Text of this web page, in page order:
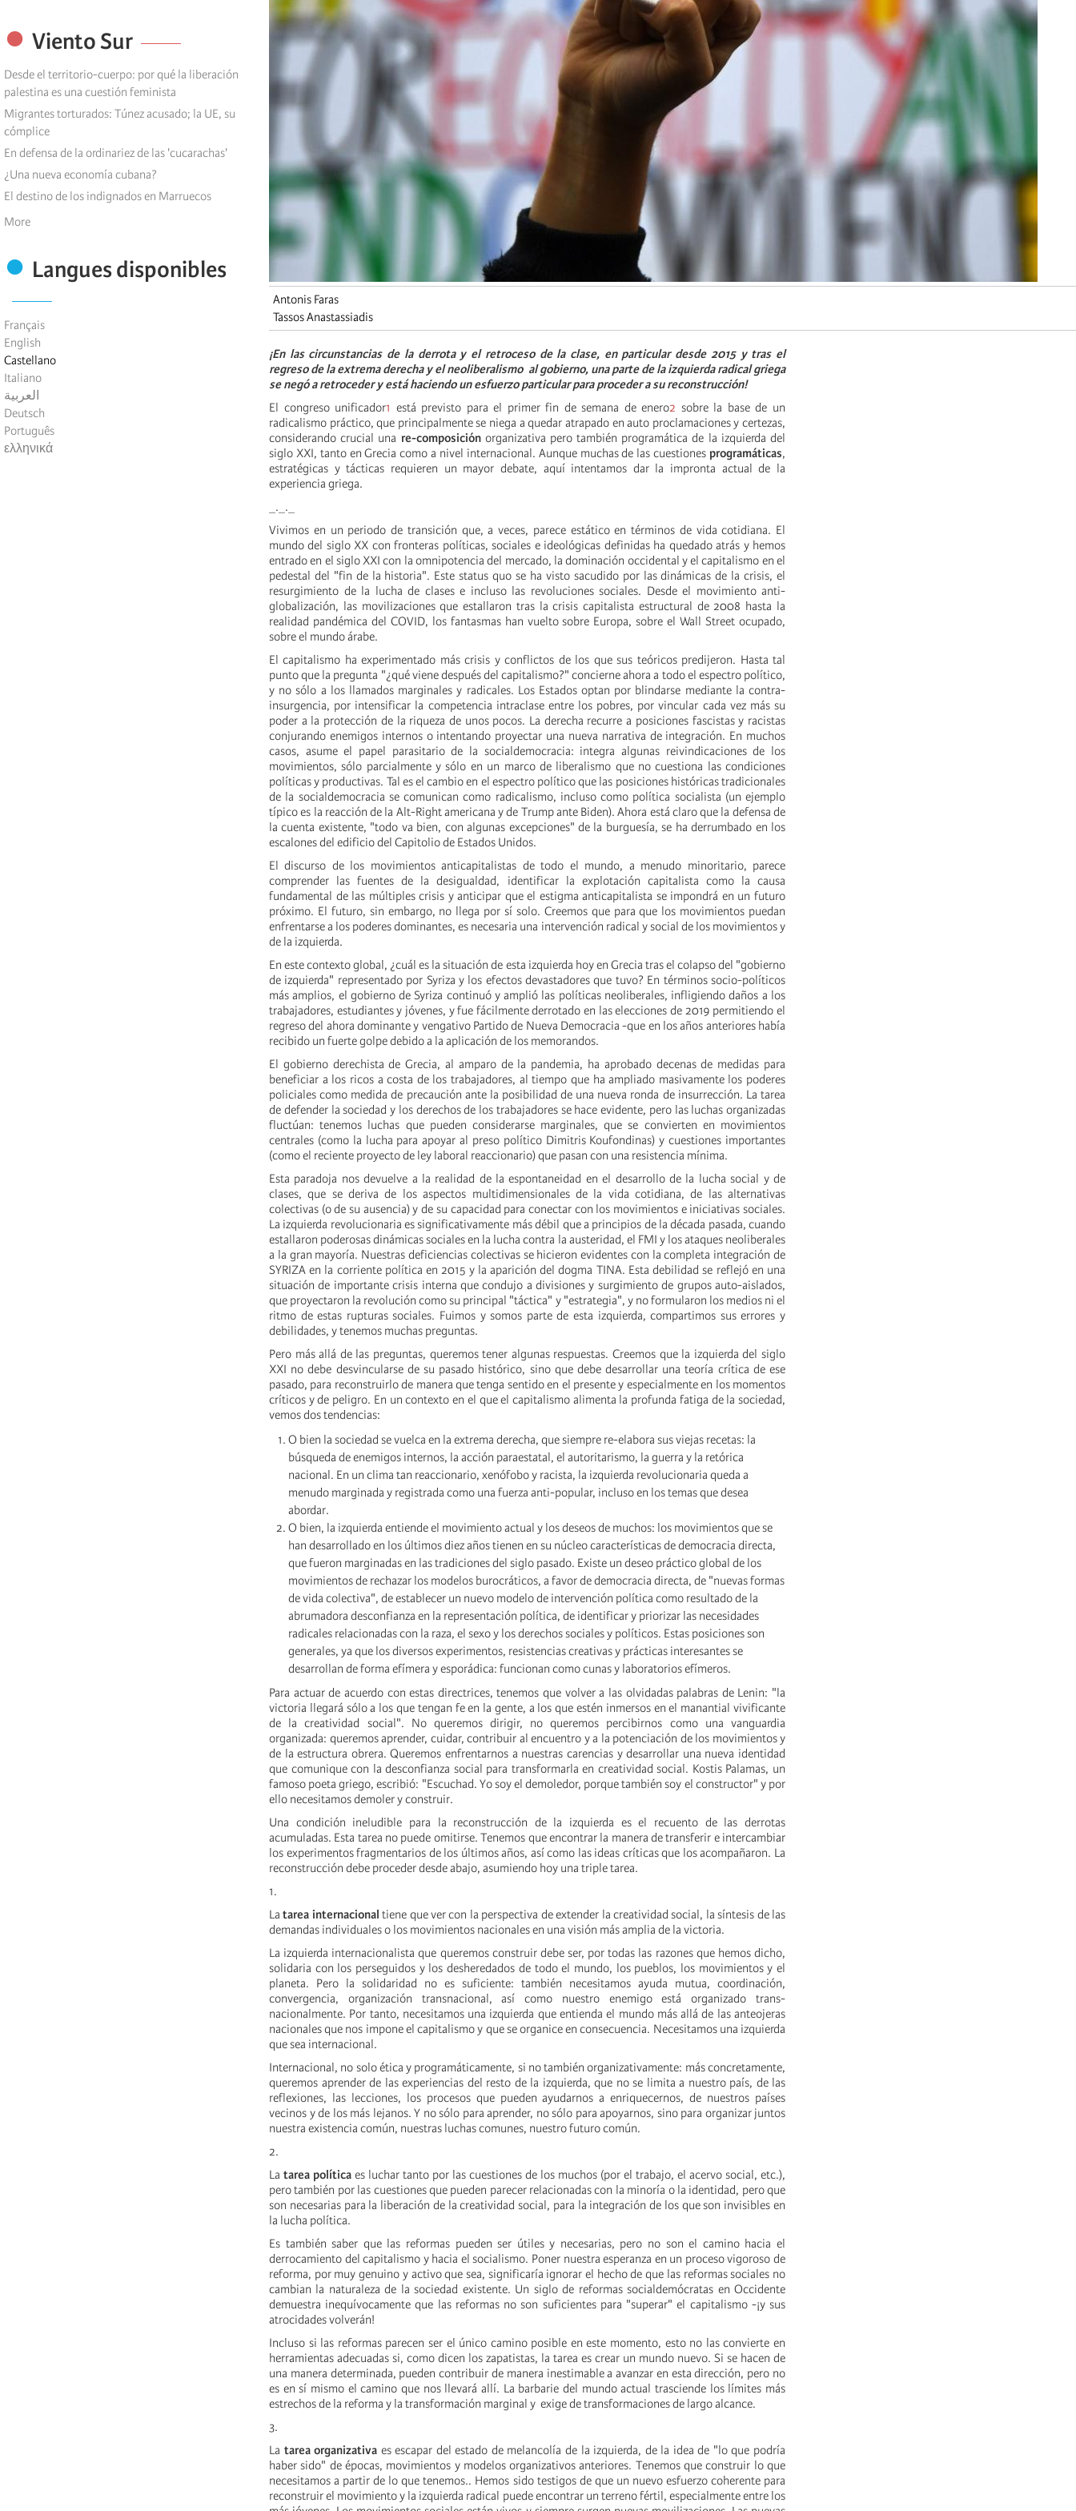
Viento Sur
Desde el territorio-cuerpo: por qué la liberación
palestina es una cuestión feminista
Migrantes torturados: Túnez acusado; la UE, su
cómplice
En defensa de la ordinariez de las 'cucarachas'
¿Una nueva economía cubana?
El destino de los indignados en Marruecos
More
Langues disponibles
Français
English
Castellano
Italiano
العربية
Deutsch
Português
ελληνικά
Antonis Faras
Tassos Anastassiadis
¡En las circunstancias de la derrota y el retroceso de la clase, en particular desde 2015 y tras el
regreso de la extrema derecha y el neoliberalismo al gobierno, una parte de la izquierda radical griega
se negó a retroceder y está haciendo un esfuerzo particular para proceder a su reconstrucción!
El congreso unificador1 está previsto para el primer fin de semana de enero2 sobre la base de un
radicalismo práctico, que principalmente se niega a quedar atrapado en auto proclamaciones y certezas,
considerando crucial una re-composiciónorganizativa pero también programática de la izquierda del
siglo XXI, tanto en Grecia como a nivel internacional. Aunque muchas de las cuestiones programáticas,
estratégicas y tácticas requieren un mayor debate, aquí intentamos dar la impronta actual de la
experiencia griega.
_._._
Vivimos en un periodo de transición que, a veces, parece estático en términos de vida cotidiana. El
mundo del siglo XX con fronteras políticas, sociales e ideológicas definidas ha quedado atrás y hemos
entrado en el siglo XXI con la omnipotencia del mercado, la dominación occidental y el capitalismo en el
pedestal del "fin de la historia". Este status quo se ha visto sacudido por las dinámicas de la crisis, el
resurgimiento de la lucha de clases e incluso las revoluciones sociales. Desde el movimiento anti-
globalización, las movilizaciones que estallaron tras la crisis capitalista estructural de 2008 hasta la
realidad pandémica del COVID, los fantasmas han vuelto sobre Europa, sobre el Wall Street ocupado,
sobre el mundo árabe.
El capitalismo ha experimentado más crisis y conflictos de los que sus teóricos predijeron. Hasta tal
punto que la pregunta "¿qué viene después del capitalismo?" concierne ahora a todo el espectro político,
y no sólo a los llamados marginales y radicales. Los Estados optan por blindarse mediante la contra-
insurgencia, por intensificar la competencia intraclase entre los pobres, por vincular cada vez más su
poder a la protección de la riqueza de unos pocos. La derecha recurre a posiciones fascistas y racistas
conjurando enemigos internos o intentando proyectar una nueva narrativa de integración. En muchos
casos, asume el papel parasitario de la socialdemocracia: integra algunas reivindicaciones de los
movimientos, sólo parcialmente y sólo en un marco de liberalismo que no cuestiona las condiciones
políticas y productivas. Tal es el cambio en el espectro político que las posiciones históricas tradicionales
de la socialdemocracia se comunican como radicalismo, incluso como política socialista (un ejemplo
típico es la reacción de la Alt-Right americana y de Trump ante Biden). Ahora está claro que la defensa de
la cuenta existente, "todo va bien, con algunas excepciones" de la burguesía, se ha derrumbado en los
escalones del edificio del Capitolio de Estados Unidos.
El discurso de los movimientos anticapitalistas de todo el mundo, a menudo minoritario, parece
comprender las fuentes de la desigualdad, identificar la explotación capitalista como la causa
fundamental de las múltiples crisis y anticipar que el estigma anticapitalista se impondrá en un futuro
próximo. El futuro, sin embargo, no llega por sí solo. Creemos que para que los movimientos puedan
enfrentarse a los poderes dominantes, es necesaria una intervención radical y social de los movimientos y
de la izquierda.
En este contexto global, ¿cuál es la situación de esta izquierda hoy en Grecia tras el colapso del "gobierno
de izquierda" representado por Syriza y los efectos devastadores que tuvo? En términos socio-políticos
más amplios, el gobierno de Syriza continuó y amplió las políticas neoliberales, infligiendo daños a los
trabajadores, estudiantes y jóvenes, y fue fácilmente derrotado en las elecciones de 2019 permitiendo el
regreso del ahora dominante y vengativo Partido de Nueva Democracia -que en los años anteriores había
recibido un fuerte golpe debido a la aplicación de los memorandos.
El gobierno derechista de Grecia, al amparo de la pandemia, ha aprobado decenas de medidas para
beneficiar a los ricos a costa de los trabajadores, al tiempo que ha ampliado masivamente los poderes
policiales como medida de precaución ante la posibilidad de una nueva ronda de insurrección. La tarea
de defender la sociedad y los derechos de los trabajadores se hace evidente, pero las luchas organizadas
fluctúan: tenemos luchas que pueden considerarse marginales, que se convierten en movimientos
centrales (como la lucha para apoyar al preso político Dimitris Koufondinas) y cuestiones importantes
(como el reciente proyecto de ley laboral reaccionario) que pasan con una resistencia mínima.
Esta paradoja nos devuelve a la realidad de la espontaneidad en el desarrollo de la lucha social y de
clases, que se deriva de los aspectos multidimensionales de la vida cotidiana, de las alternativas
colectivas (o de su ausencia) y de su capacidad para conectar con los movimientos e iniciativas sociales.
La izquierda revolucionaria es significativamente más débil que a principios de la década pasada, cuando
estallaron poderosas dinámicas sociales en la lucha contra la austeridad, el FMI y los ataques neoliberales
a la gran mayoría. Nuestras deficiencias colectivas se hicieron evidentes con la completa integración de
SYRIZA en la corriente política en 2015 y la aparición del dogma TINA. Esta debilidad se reflejó en una
situación de importante crisis interna que condujo a divisiones y surgimiento de grupos auto-aislados,
que proyectaron la revolución como su principal "táctica" y "estrategia", y no formularon los medios ni el
ritmo de estas rupturas sociales. Fuimos y somos parte de esta izquierda, compartimos sus errores y
debilidades, y tenemos muchas preguntas.
Pero más allá de las preguntas, queremos tener algunas respuestas. Creemos que la izquierda del siglo
XXI no debe desvincularse de su pasado histórico, sino que debe desarrollar una teoría crítica de ese
pasado, para reconstruirlo de manera que tenga sentido en el presente y especialmente en los momentos
críticos y de peligro. En un contexto en el que el capitalismo alimenta la profunda fatiga de la sociedad,
vemos dos tendencias:
O bien la sociedad se vuelca en la extrema derecha, que siempre re-elabora sus viejas recetas: la
búsqueda de enemigos internos, la acción paraestatal, el autoritarismo, la guerra y la retórica
nacional. En un clima tan reaccionario, xenófobo y racista, la izquierda revolucionaria queda a
menudo marginada y registrada como una fuerza anti-popular, incluso en los temas que desea
abordar.
O bien, la izquierda entiende el movimiento actual y los deseos de muchos: los movimientos que se
han desarrollado en los últimos diez años tienen en su núcleo características de democracia directa,
que fueron marginadas en las tradiciones del siglo pasado. Existe un deseo práctico global de los
movimientos de rechazar los modelos burocráticos, a favor de democracia directa, de "nuevas formas
de vida colectiva", de establecer un nuevo modelo de intervención política como resultado de la
abrumadora desconfianza en la representación política, de identificar y priorizar las necesidades
radicales relacionadas con la raza, el sexo y los derechos sociales y políticos. Estas posiciones son
generales, ya que los diversos experimentos, resistencias creativas y prácticas interesantes se
desarrollan de forma efímera y esporádica: funcionan como cunas y laboratorios efímeros.
Para actuar de acuerdo con estas directrices, tenemos que volver a las olvidadas palabras de Lenin: "la
victoria llegará sólo a los que tengan fe en la gente, a los que estén inmersos en el manantial vivificante
de la creatividad social". No queremos dirigir, no queremos percibirnos como una vanguardia
organizada: queremos aprender, cuidar, contribuir al encuentro y a la potenciación de los movimientos y
de la estructura obrera. Queremos enfrentarnos a nuestras carencias y desarrollar una nueva identidad
que comunique con la desconfianza social para transformarla en creatividad social. Kostis Palamas, un
famoso poeta griego, escribió: "Escuchad. Yo soy el demoledor, porque también soy el constructor" y por
ello necesitamos demoler y construir.
Una condición ineludible para la reconstrucción de la izquierda es el recuento de las derrotas
acumuladas. Esta tarea no puede omitirse. Tenemos que encontrar la manera de transferir e intercambiar
los experimentos fragmentarios de los últimos años, así como las ideas críticas que los acompañaron. La
reconstrucción debe proceder desde abajo, asumiendo hoy una triple tarea.
1.
Latarea internacional tiene que ver con la perspectiva de extender la creatividad social, la síntesis de las
demandas individuales o los movimientos nacionales en una visión más amplia de la victoria.
La izquierda internacionalista que queremos construir debe ser, por todas las razones que hemos dicho,
solidaria con los perseguidos y los desheredados de todo el mundo, los pueblos, los movimientos y el
planeta. Pero la solidaridad no es suficiente: también necesitamos ayuda mutua, coordinación,
convergencia, organización transnacional, así como nuestro enemigo está organizado trans-
nacionalmente. Por tanto, necesitamos una izquierda que entienda el mundo más allá de las anteojeras
nacionales que nos impone el capitalismo y que se organice en consecuencia. Necesitamos una izquierda
que sea internacional.
Internacional, no solo ética y programáticamente, si no también organizativamente: más concretamente,
queremos aprender de las experiencias del resto de la izquierda, que no se limita a nuestro país, de las
reflexiones, las lecciones, los procesos que pueden ayudarnos a enriquecernos, de nuestros países
vecinos y de los más lejanos. Y no sólo para aprender, no sólo para apoyarnos, sino para organizar juntos
nuestra existencia común, nuestras luchas comunes, nuestro futuro común.
2.
La tarea política es luchar tanto por las cuestiones de los muchos (por el trabajo, el acervo social, etc.),
pero también por las cuestiones que pueden parecer relacionadas con la minoría o la identidad, pero que
son necesarias para la liberación de la creatividad social, para la integración de los que son invisibles en
la lucha política.
Es también saber que las reformas pueden ser útiles y necesarias, pero no son el camino hacia el
derrocamiento del capitalismo y hacia el socialismo. Poner nuestra esperanza en un proceso vigoroso de
reforma, por muy genuino y activo que sea, significaría ignorar el hecho de que las reformas sociales no
cambian la naturaleza de la sociedad existente. Un siglo de reformas socialdemócratas en Occidente
demuestra inequívocamente que las reformas no son suficientes para "superar" el capitalismo -¡y sus
atrocidades volverán!
Incluso si las reformas parecen ser el único camino posible en este momento, esto no las convierte en
herramientas adecuadas si, como dicen los zapatistas, la tarea es crear un mundo nuevo. Si se hacen de
una manera determinada, pueden contribuir de manera inestimable a avanzar en esta dirección, pero no
es en sí mismo el camino que nos llevará allí. La barbarie del mundo actual trasciende los límites más
estrechos de la reforma y la transformación marginal y exige de transformaciones de largo alcance.
3.
La tarea organizativa es escapar del estado de melancolía de la izquierda, de la idea de "lo que podría
haber sido" de épocas, movimientos y modelos organizativos anteriores. Tenemos que construir lo que
necesitamos a partir de lo que tenemos.. Hemos sido testigos de que un nuevo esfuerzo coherente para
reconstruir el movimiento y la izquierda radical puede encontrar un terreno fértil, especialmente entre los